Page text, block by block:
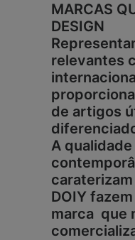
MARCAS
DESIGN
relevantes
de artigos
A
DOIY
marca que